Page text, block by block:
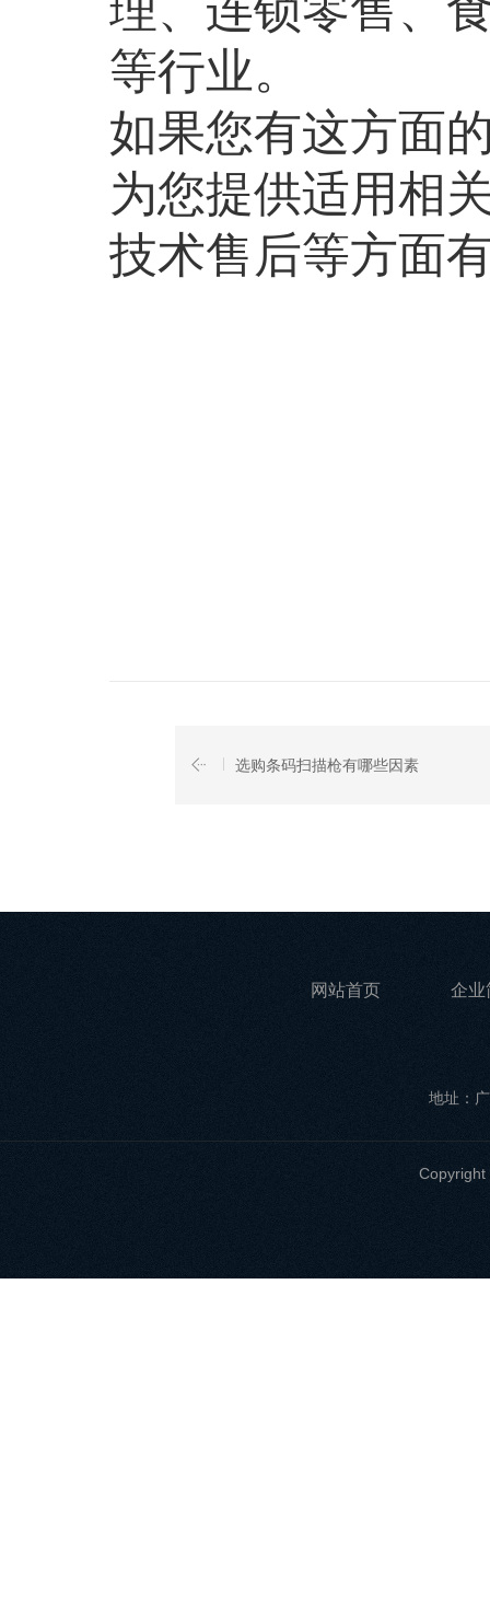
等行业。
如果您有这方面
为您提供适用相
技术售后等方面
选购条码扫描枪有哪些因素
网站首页 企业
地址：